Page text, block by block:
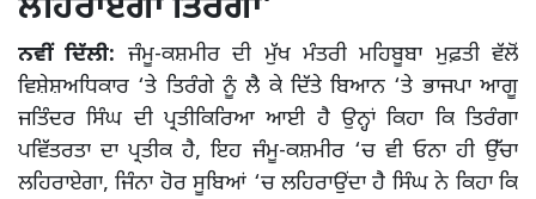
ਲਹਿਰਾਏਗਾ ਤਿਰੰਗਾ’
ਨਵੀਂ ਦਿੱਲੀ: ਜੰਮੂ-ਕਸ਼ਮੀਰ ਦੀ ਮੁੱਖ ਮੰਤਰੀ ਮਹਿਬੂਬਾ ਮੁਫ਼ਤੀ ਵੱਲੋਂ
ਵਿਸ਼ੇਸ਼ਅਧਿਕਾਰ ‘ਤੇ ਤਿਰੰਗੇ ਨੂੰ ਲੈ ਕੇ ਦਿੱਤੇ ਬਿਆਨ ‘ਤੇ ਭਾਜਪਾ ਆਗੂ
ਜਤਿੰਦਰ ਸਿੰਘ ਦੀ ਪ੍ਰਤੀਕਿਰਿਆ ਆਈ ਹੈ ਉਨ੍ਹਾਂ ਕਿਹਾ ਕਿ ਤਿਰੰਗਾ
ਪਵਿੱਤਰਤਾ ਦਾ ਪ੍ਰਤੀਕ ਹੈ, ਇਹ ਜੰਮੂ-ਕਸ਼ਮੀਰ ‘ਚ ਵੀ ਓਨਾ ਹੀ ਉੱਚਾ
ਲਹਿਰਾਏਗਾ, ਜਿੰਨਾ ਹੋਰ ਸੂਬਿਆਂ ‘ਚ ਲਹਿਰਾਉਂਦਾ ਹੈ ਸਿੰਘ ਨੇ ਕਿਹਾ ਕਿ